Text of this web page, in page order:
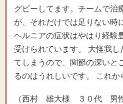
グビーしてます。チームで治
が、それだけでは足りない時
ヘルニアの症状はやはり経験
受けられています。 大怪我
てしまうので、関節の深いと
るのはうれしいです。 これか
（西村 雄大様 ３０代 男性